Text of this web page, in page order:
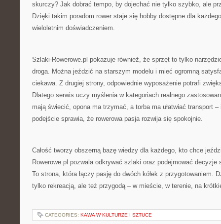
skurczy? Jak dobrać tempo, by dojechać nie tylko szybko, ale
Dzięki takim poradom rower staje się hobby dostępne dla
wieloletnim doświadczeniem.
Szlaki-Rowerowe.pl pokazuje również, że sprzęt to tylko
droga. Można jeździć na starszym modelu i mieć ogromną
ciekawa. Z drugiej strony, odpowiednie wyposażenie potrafi
Dlatego serwis uczy myślenia w kategoriach realnego
mają świecić, opona ma trzymać, a torba ma ułatwiać transport –
podejście sprawia, że rowerowa pasja rozwija się spokojnie.
Całość tworzy obszerną bazę wiedzy dla każdego, kto chce
Rowerowe.pl pozwala odkrywać szlaki oraz podejmować decyzje
To strona, która łączy pasję do dwóch kółek z przygotowaniem.
tylko rekreacją, ale też przygodą – w mieście, w terenie, na
CATEGORIES: KAWA W KULTURZE I SZTUCE